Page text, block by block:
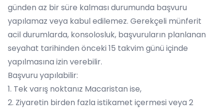
günden az bir süre kalması durumunda başvuru
yapılamaz veya kabul edilemez. Gerekçeli münferit
acil durumlarda, konsolosluk, başvuruların planlanan
seyahat tarihinden önceki 15 takvim günü içinde
yapılmasına izin verebilir.
Başvuru yapılabilir:
1. Tek varış noktanız Macaristan ise,
2. Ziyaretin birden fazla istikamet içermesi veya 2